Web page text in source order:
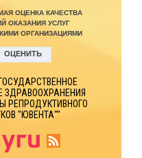
РЕПРОДУКТИВНОГО
"ЮВЕНТА""